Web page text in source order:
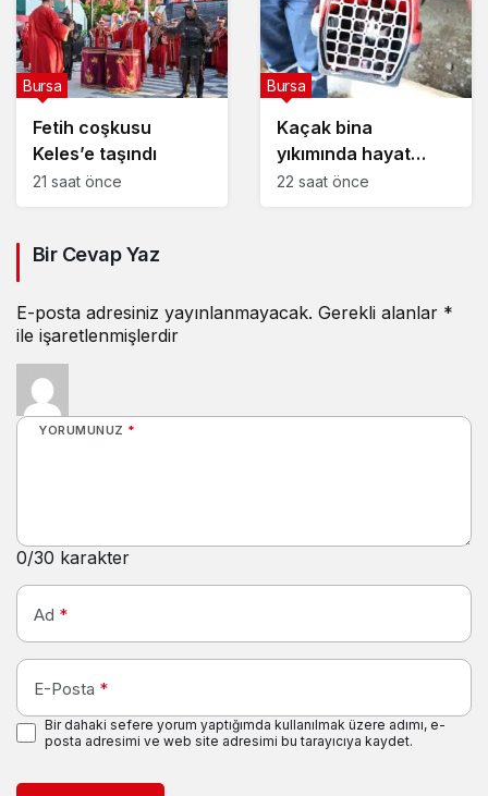
Fetih coşkusu
Keles’e taşındı
Bursa
21 saat önce
Kaçak bina
yıkımında hayat
kurtaran müdahale
Bursa
22 saat önce
Bir Cevap Yaz
E-posta adresiniz yayınlanmayacak. Gerekli alanlar *
ile işaretlenmişlerdir
YORUMUNUZ *
0/30 karakter
Ad *
E-Posta *
Bir dahaki sefere yorum yaptığımda kullanılmak üzere adımı, e-
posta adresimi ve web site adresimi bu tarayıcıya kaydet.